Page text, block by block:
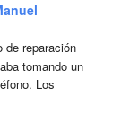
de reparación
tomando un
Los